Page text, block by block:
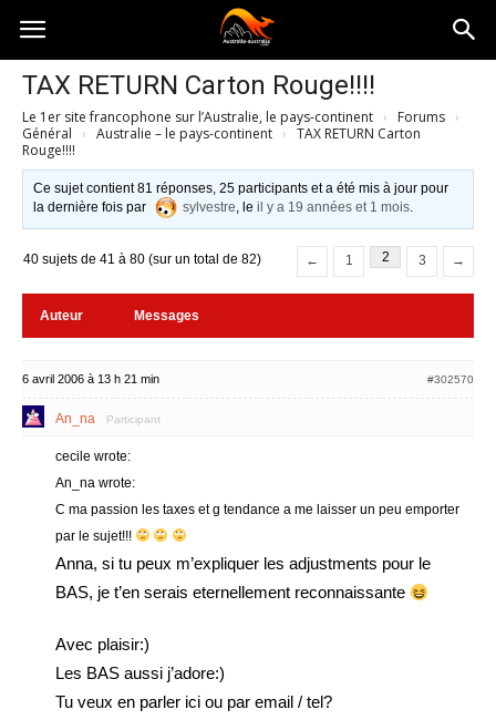
Australia-
australie.com
TAX RETURN Carton Rouge!!!!
Le 1er site francophone sur l’Australie, le pays-continent › Forums ›
Général › Australie – le pays-continent › TAX RETURN Carton
Rouge!!!!
Ce sujet contient 81 réponses, 25 participants et a été mis à jour pour
la dernière fois par
sylvestre, leil y a 19 années et 1 mois.
40 sujets de 41 à 80 (sur un total de 82) ← 1 2 3 →
Auteur Messages
6 avril 2006 à 13 h 21 min #302570
An_na Participant
cecile wrote:
An_na wrote:
C ma passion les taxes et g tendance a me laisser un peu emporter
par le sujet!!!
Anna, si tu peux m’expliquer les adjustments pour le
BAS, je t’en serais eternellement reconnaissante
Avec plaisir:)
Les BAS aussi j’adore:)
Tu veux en parler ici ou par email / tel?